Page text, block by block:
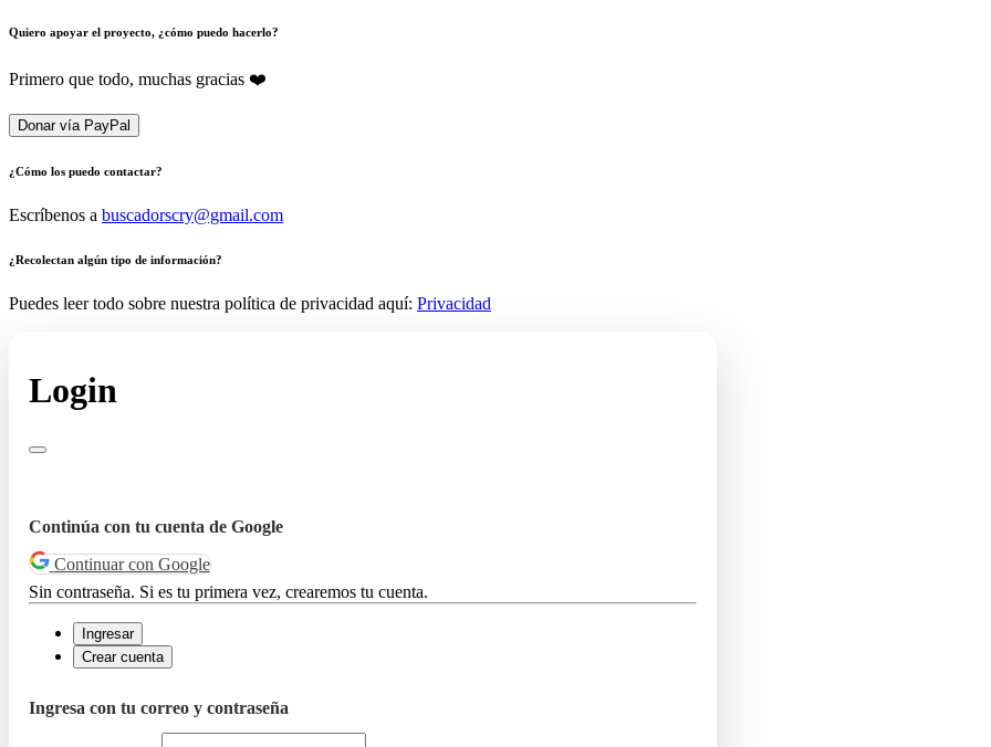
Quiero apoyar el proyecto, ¿cómo puedo hacerlo?
Primero que todo, muchas gracias ❤️
Donar vía PayPal
¿Cómo los puedo contactar?
Escríbenos a buscadorscry@gmail.com
¿Recolectan algún tipo de información?
Puedes leer todo sobre nuestra política de privacidad aquí: Privacidad
Login
Continúa con tu cuenta de Google
Continuar con Google
Sin contraseña. Si es tu primera vez, crearemos tu cuenta.
Ingresar
Crear cuenta
Ingresa con tu correo y contraseña